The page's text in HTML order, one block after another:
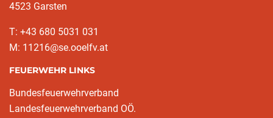
4523 Garsten
T: +43 680 5031 031
M: 11216@se.ooelfv.at
FEUERWEHR LINKS
Bundesfeuerwehrverband
Landesfeuerwehrverband OÖ.